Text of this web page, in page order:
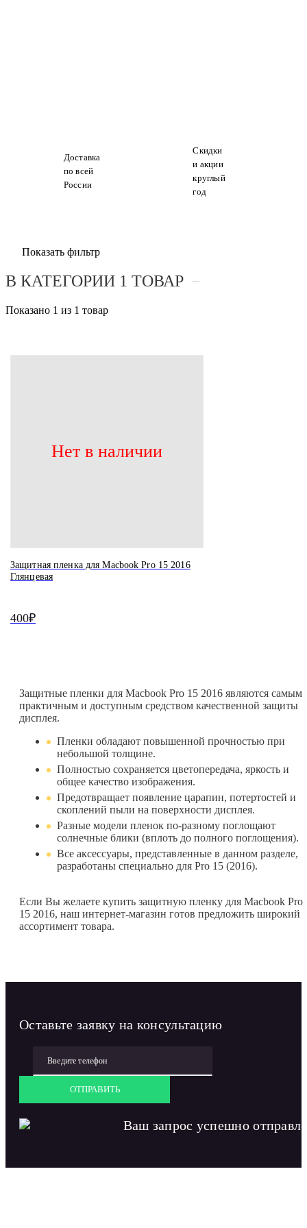
Доставка
по всей
России
Скидки
и акции
круглый
год
Показать фильтр
В КАТЕГОРИИ 1 ТОВАР
Показано 1 из 1 товар
Нет в наличии
Защитная пленка для Macbook Pro 15 2016
Глянцевая
400₽
Защитные пленки для Macbook Pro 15 2016 являются самым
практичным и доступным средством качественной защиты
дисплея.
Пленки обладают повышенной прочностью при
небольшой толщине.
Полностью сохраняется цветопередача, яркость и
общее качество изображения.
Предотвращает появление царапин, потертостей и
скоплений пыли на поверхности дисплея.
Разные модели пленок по-разному поглощают
солнечные блики (вплоть до полного поглощения).
Все аксессуары, представленные в данном разделе,
разработаны специально для Pro 15 (2016).
Если Вы желаете купить защитную пленку для Macbook Pro
15 2016, наш интернет-магазин готов предложить широкий
ассортимент товара.
Оставьте заявку на консультацию
ОТПРАВИТЬ
Ваш запрос успешно